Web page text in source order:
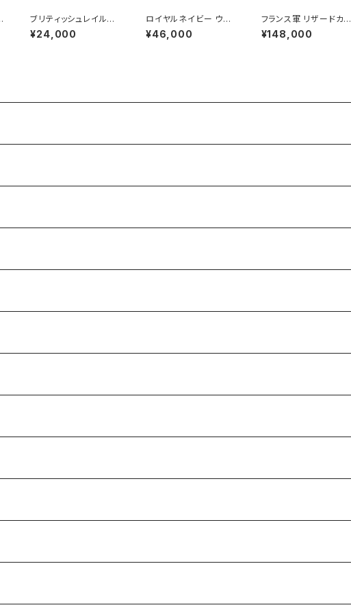
ブリティッシュレイルウ
ェイズ シグナルマン ジ
ャケット British Railw
¥24,000
ロイヤルネイビー ウイ
ンドプルーフ スモック 1
70/88 Royal Navy
¥46,000
フランス軍 リザードカモ
M47/53 ジャンプ ジャ
ケット French Army P
¥148,000